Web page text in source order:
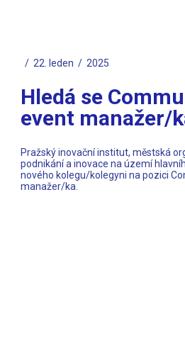
22. leden 2025
Hledá se
event manažer/
Pražský inovační institut, městská
podnikání a inovace na území
nového kolegu/kolegyni na pozici
manažer/ka.